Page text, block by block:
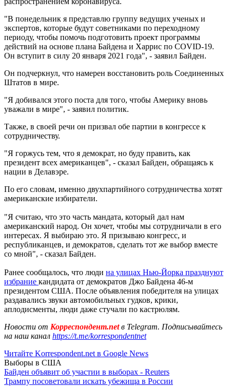
"В понедельник я представлю группу ведущих ученых и
экспертов, которые будут советниками по переходному
периоду, чтобы помочь подготовить проект программы
действий на основе плана Байдена и Харрис по COVID-19.
Он вступит в силу 20 января 2021 года", - заявил Байден.
Он подчеркнул, что намерен восстановить роль Соединенных
Штатов в мире.
"Я добивался этого поста для того, чтобы Америку вновь
уважали в мире", - заявил политик.
Также, в своей речи он призвал обе партии в конгрессе к
сотрудничеству.
"Я горжусь тем, что я демократ, но буду править, как
президент всех американцев", - сказал Байден, обращаясь к
нации в Делавэре.
По его словам, именно двухпартийного сотрудничества хотят
американские избиратели.
"Я считаю, что это часть мандата, который дал нам
американский народ. Он хочет, чтобы мы сотрудничали в его
интересах. Я выбираю это. Я призываю конгресс, и
республиканцев, и демократов, сделать тот же выбор вместе
со мной", - сказал Байден.
Ранее сообщалось, что люди на улицах Нью-Йорка празднуют
избрание кандидата от демократов Джо Байдена 46-м
президентом США. После объявления победителя на улицах
раздавались звуки автомобильных гудков, крики,
аплодисменты, люди даже стучали по кастрюлям.
Новости от Корреспондент.netв Telegram. Подписывайтесь
на наш канал https://t.me/korrespondentnet
Читайте Korrespondent.net в Google News
Выборы в США
Байден объявит об участии в выборах - Reuters
Трампу посоветовали искать убежища в России